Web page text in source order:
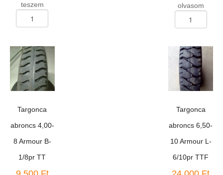
teszem
abroncs
Armour
SP-
800
tömör
mennyiség
olvasom
abroncs
Linglong
LS-
601
tömör
Targonca
abroncs 4,00-
8 Armour B-
1/8pr TT
Targonca
abroncs 6,50-
10 Armour L-
6/10pr TTF